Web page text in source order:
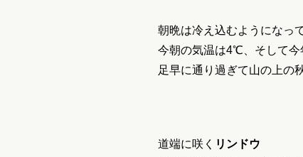
朝晩は冷え込むようになっ
今朝の気温は4℃、そして今
足早に通り過ぎて山の上の秋
道端に咲く リンドウ